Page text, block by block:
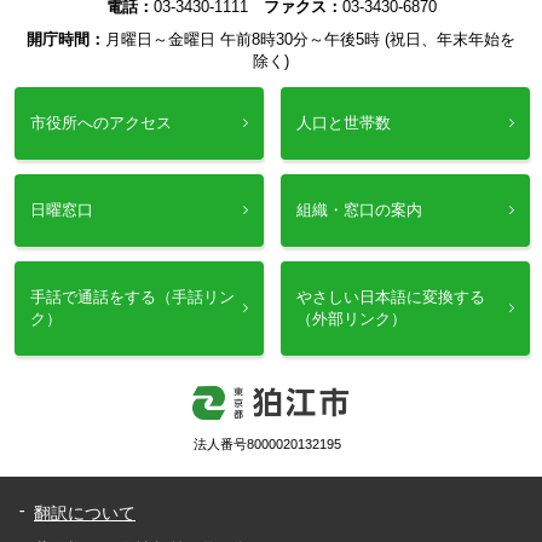
電話： 03-3430-1111 ファクス： 03-3430-6870
開庁時間： 月曜日～金曜日 午前8時30分～午後5時 (祝日、年末年始を
除く)
市役所へのアクセス 人口と世帯数
日曜窓口 組織・窓口の案内
手話で通話をする（手話リン
ク）
やさしい日本語に変換する
（外部リンク）
法人番号8000020132195
翻訳について